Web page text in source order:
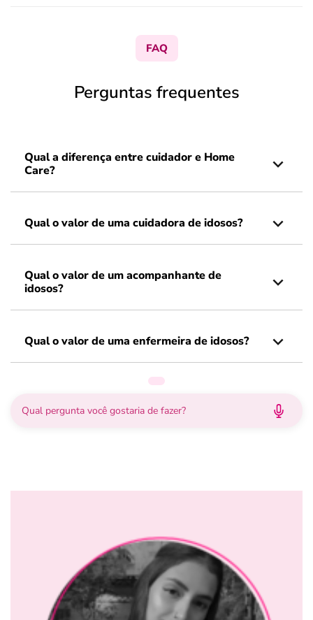
FAQ
Perguntas frequentes
Qual a diferença entre cuidador e Home
Care?
Qual o valor de uma cuidadora de idosos?
Qual o valor de um acompanhante de
idosos?
Qual o valor de uma enfermeira de idosos?